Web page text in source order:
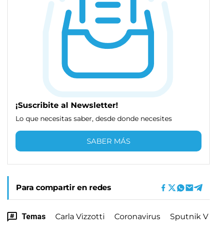
¡Suscribite al Newsletter!
Lo que necesitas saber, desde donde necesites
SABER MÁS
Para compartir en redes
Temas Carla Vizzotti Coronavirus Sputnik V